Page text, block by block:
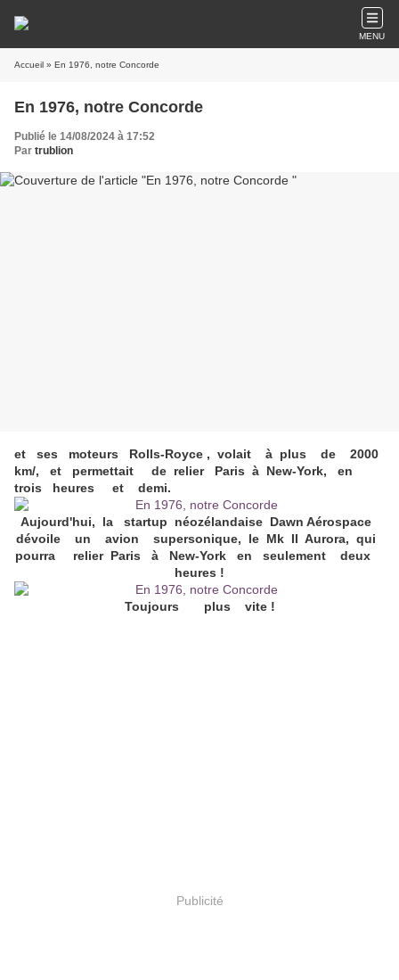
MENU
Accueil » En 1976, notre Concorde
En 1976, notre Concorde
Publié le 14/08/2024 à 17:52
Par trublion
et ses moteurs Rolls-Royce , volait à plus de 2000
km/, et permettait de relier Paris à New-York, en
trois heures et demi.
Aujourd'hui, la startup néozélandaise Dawn Aérospace
dévoile un avion supersonique, le Mk II Aurora, qui
pourra relier Paris à New-York en seulement deux
heures !
Toujours plus vite !
Publicité